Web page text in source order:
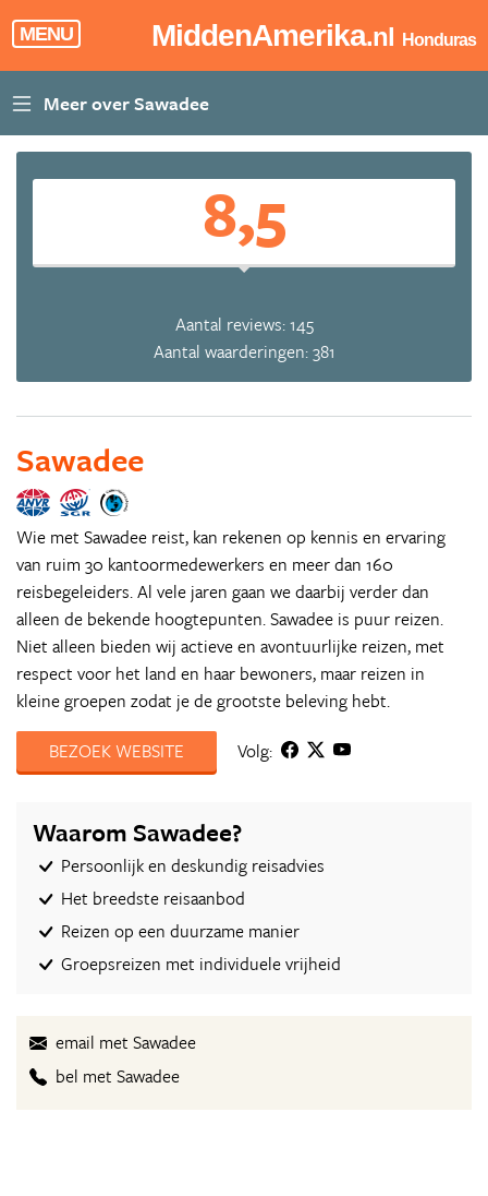
MENU MiddenAmerika.nl Honduras
8,5
Aantal reviews: 145
Aantal waarderingen: 381
Sawadee
Wie met Sawadee reist, kan rekenen op kennis en ervaring
van ruim 30 kantoormedewerkers en meer dan 160
reisbegeleiders. Al vele jaren gaan we daarbij verder dan
alleen de bekende hoogtepunten. Sawadee is puur reizen.
Niet alleen bieden wij actieve en avontuurlijke reizen, met
respect voor het land en haar bewoners, maar reizen in
kleine groepen zodat je de grootste beleving hebt.
BEZOEK WEBSITE
Volg:
Waarom Sawadee?
Persoonlijk en deskundig reisadvies
Het breedste reisaanbod
Reizen op een duurzame manier
Groepsreizen met individuele vrijheid
email met Sawadee
bel met Sawadee